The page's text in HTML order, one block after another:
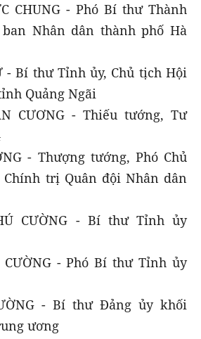
CHUNG - Phó Bí thư Thành
Nhân dân thành phố Hà
- Bí thư Tỉnh ủy, Chủ tịch Hội
Quảng Ngãi
CƯƠNG - Thiếu tướng, Tư
- Thượng tướng, Phó Chủ
Chính trị Quân đội Nhân dân
CƯỜNG - Bí thư Tỉnh ủy
CƯỜNG - Phó Bí thư Tỉnh ủy
- Bí thư Đảng ủy khối
ương